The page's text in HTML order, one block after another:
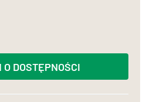
O DOSTĘPNOŚCI